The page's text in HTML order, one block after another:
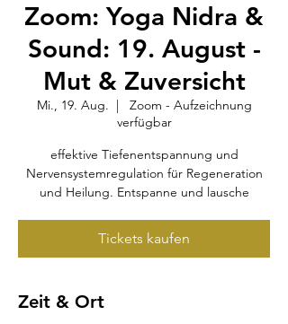
Zoom: Yoga Nidra &
Sound: 19. August -
Mut & Zuversicht
Mi., 19. Aug.
Zoom - Aufzeichnung
verfügbar
effektive Tiefenentspannung und
Nervensystemregulation für Regeneration
und Heilung. Entspanne und lausche
Tickets kaufen
Zeit & Ort